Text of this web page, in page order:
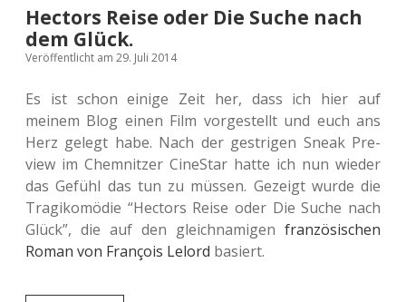
Hectors Reise oder Die Suche nach
dem Glück.
Veröffentlicht am 29. Juli 2014
Es ist schon einige Zeit her, dass ich hier auf
meinem Blog einen Film vor­ge­stellt und euch ans
Herz gelegt habe. Nach der gest­ri­gen Sneak Pre­
view im Chem­nit­zer Cine­Star hatte ich nun wieder
das Gefühl das tun zu müssen. Gezeigt wurde die
Tra­gi­ko­mö­die “Hec­tors Reise oder Die Suche nach
Glück”, die auf den gleich­na­mi­gen fran­zö­si­schen
Roman von Fran­çois Lelord basiert.